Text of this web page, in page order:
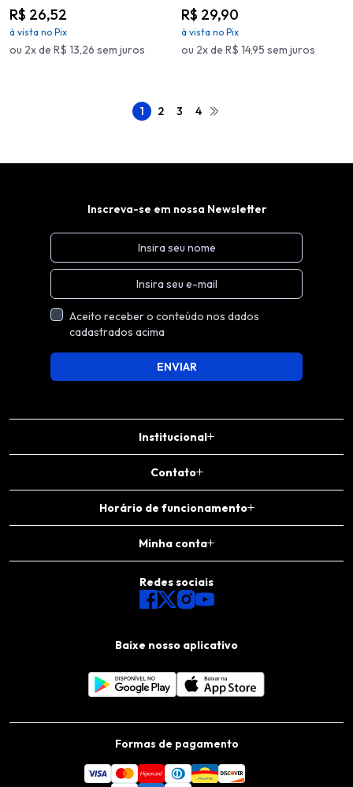
R$ 26,52
à vista no Pix
ou 2x de R$ 13,26 sem juros
R$ 29,90
à vista no Pix
ou 2x de R$ 14,95 sem juros
1 2 3 4
Institucional
Contato
Horário de funcionamento
Minha conta
Baixe nosso aplicativo
Redes sociais
Inscreva-se em nossa Newsletter
Aceito receber o conteúdo nos dados
cadastrados acima
ENVIAR
Formas de pagamento